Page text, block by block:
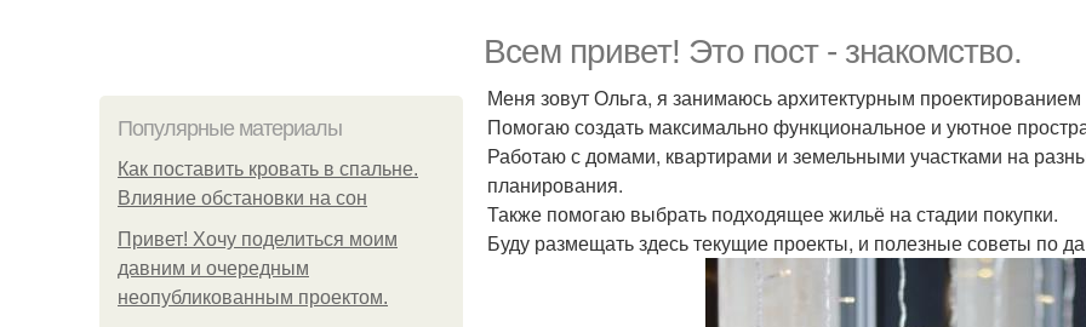
Всем привет! Это пост - знакомство.
Популярные материалы
Как поставить кровать в спальне.
Влияние обстановки на сон
Привет! Хочу поделиться моим
давним и очередным
неопубликованным проектом.
Меня зовут Ольга, я занимаюсь архитектурным
Помогаю создать максимально функциональное и уютное
Работаю с домами, квартирами и земельными участками на
планирования.
Также помогаю выбрать подходящее жильё на стадии покупки.
Буду размещать здесь текущие проекты, и полезные советы по